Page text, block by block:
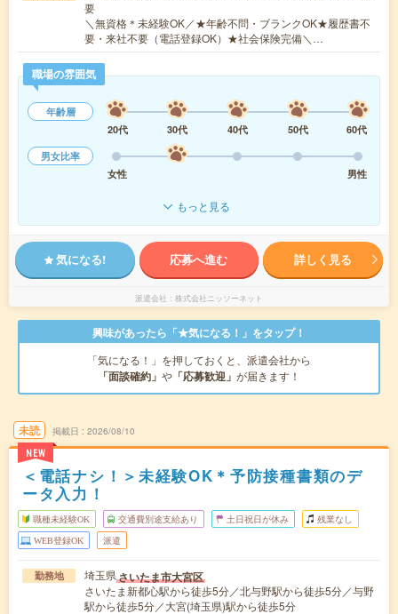
要
＼無資格＊未経験OK／★年齢不問・ブランクOK★履歴書不
要・来社不要（電話登録OK）★社会保険完備＼…
職場の雰囲気
年齢層
20代
30代 40代 50代
60代
男女比率
女性
男性
もっと見る
気になる! 応募へ進む 詳しく見る
派遣会社 株式会社ニッソーネット
興味があったら「★気になる！」をタップ！
「気になる！」を押しておくと、派遣会社から
「面談確約」 や 「応募歓迎」 が届きます！
未読
NEW
掲載日 2026/08/10
＜電話ナシ！＞未経験OK＊予防接種書類のデ
ータ入力！
職種未経験OK 交通費別途支給あり 土日祝日が休み 残業なし
WEB登録OK 派遣
勤務地 埼玉県さいたま市大宮区
さいたま新都心駅から徒歩5分／北与野駅から徒歩5分／与野
駅から徒歩5分／大宮(埼玉県)駅から徒歩5分